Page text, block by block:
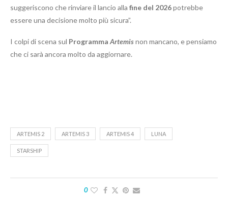
suggeriscono che rinviare il lancio alla fine del 2026potrebbe
essere una decisione molto più sicura”.
I colpi di scena sul ProgrammaArtemisnon mancano, e pensiamo
che ci sarà ancora molto da aggiornare.
ARTEMIS 2 ARTEMIS 3 ARTEMIS 4 LUNA
STARSHIP
0